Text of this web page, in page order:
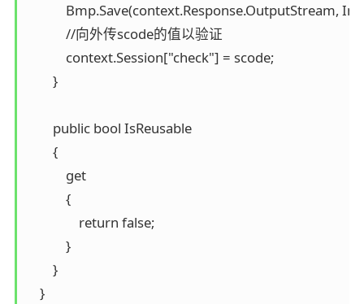
Bmp.Save(context.Response.OutputStream,
            //向外传scode的值以验证
            context.Session["check"] = scode;
        }
        public bool IsReusable
        {
            get
            {
                return false;
            }
        }
    }